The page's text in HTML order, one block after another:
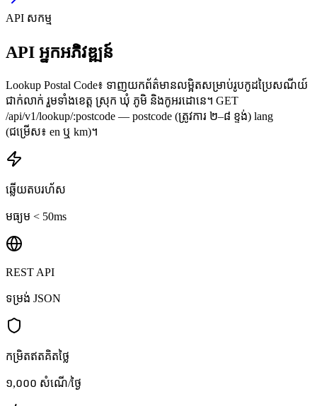
API សកម្ម
API អ្នកអភិវឌ្ឍន៍
Lookup Postal Code៖ ទាញយកព័ត៌មានលម្អិតសម្រាប់រូបកូដប្រៃសណីយ៍
ជាក់លាក់ រួមទាំងខេត្ត ស្រុក ឃុំ ភូមិ និងកូអរដោនេ។ GET
/api/v1/lookup/:postcode — postcode (ត្រូវការ ២–៨ ខ្ទង់) lang
(ជម្រើស៖ en ឬ km)។
ឆ្លើយតបរហ័ស
មធ្យម < 50ms
REST API
ទម្រង់ JSON
កម្រិតឥតគិតថ្លៃ
១,០០០ សំណើ/ថ្ងៃ